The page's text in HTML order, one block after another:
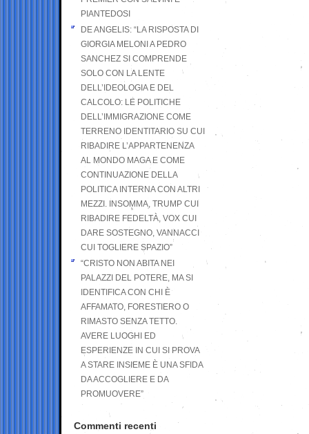
PIANTEDOSI
DE ANGELIS: “LA RISPOSTA DI
GIORGIA MELONI A PEDRO
SANCHEZ SI COMPRENDE
SOLO CON LA LENTE
DELL’IDEOLOGIA E DEL
CALCOLO: LE POLITICHE
DELL’IMMIGRAZIONE COME
TERRENO IDENTITARIO SU CUI
RIBADIRE L’APPARTENENZA
AL MONDO MAGA E COME
CONTINUAZIONE DELLA
POLITICA INTERNA CON ALTRI
MEZZI. INSOMMA, TRUMP CUI
RIBADIRE FEDELTÀ, VOX CUI
DARE SOSTEGNO, VANNACCI
CUI TOGLIERE SPAZIO”
“CRISTO NON ABITA NEI
PALAZZI DEL POTERE, MA SI
IDENTIFICA CON CHI È
AFFAMATO, FORESTIERO O
RIMASTO SENZA TETTO.
AVERE LUOGHI ED
ESPERIENZE IN CUI SI PROVA
A STARE INSIEME È UNA SFIDA
DA ACCOGLIERE E DA
PROMUOVERE”
Commenti recenti